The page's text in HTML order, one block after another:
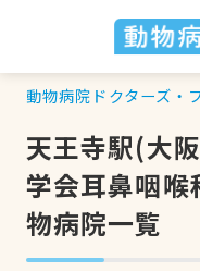
動物病院ドクターズ・
天王寺駅(大
学会耳鼻咽喉
物病院一覧